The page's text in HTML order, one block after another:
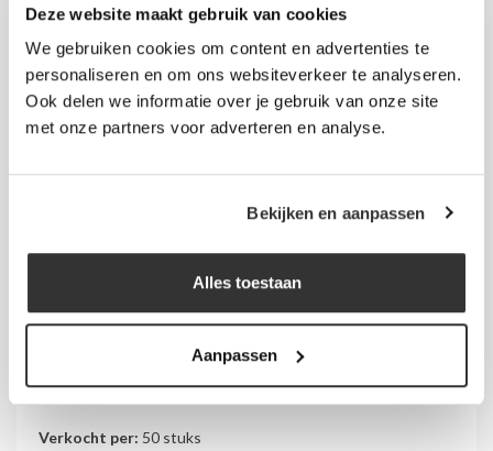
Deze website maakt gebruik van cookies
We gebruiken cookies om content en advertenties te
personaliseren en om ons websiteverkeer te analyseren.
Ook delen we informatie over je gebruik van onze site
met onze partners voor adverteren en analyse.
Bekijken en aanpassen
Alles toestaan
Aanpassen
Grote aantallen nodig? Vraag een offerte aan.
Verzendinformatie:
Verzendkosten NL: € 6,95 (€8,41 incl. btw).
Details
lengte: 1200 mm
Materiaal:wit PVC
Verkocht per: 50 stuks